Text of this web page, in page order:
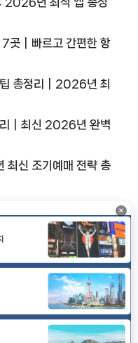
×
곳｜빠르고 간편한 항
총정리｜2026년 최
｜최신 2026년 완벽
신 조기예매 전략 총